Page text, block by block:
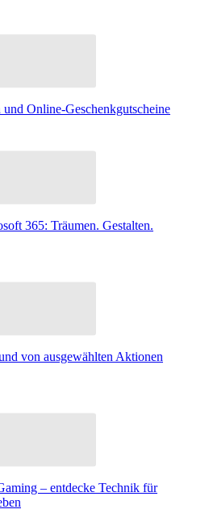
und Online-Geschenkgutscheine
365: Träumen. Gestalten.
von ausgewählten Aktionen
– entdecke Technik für